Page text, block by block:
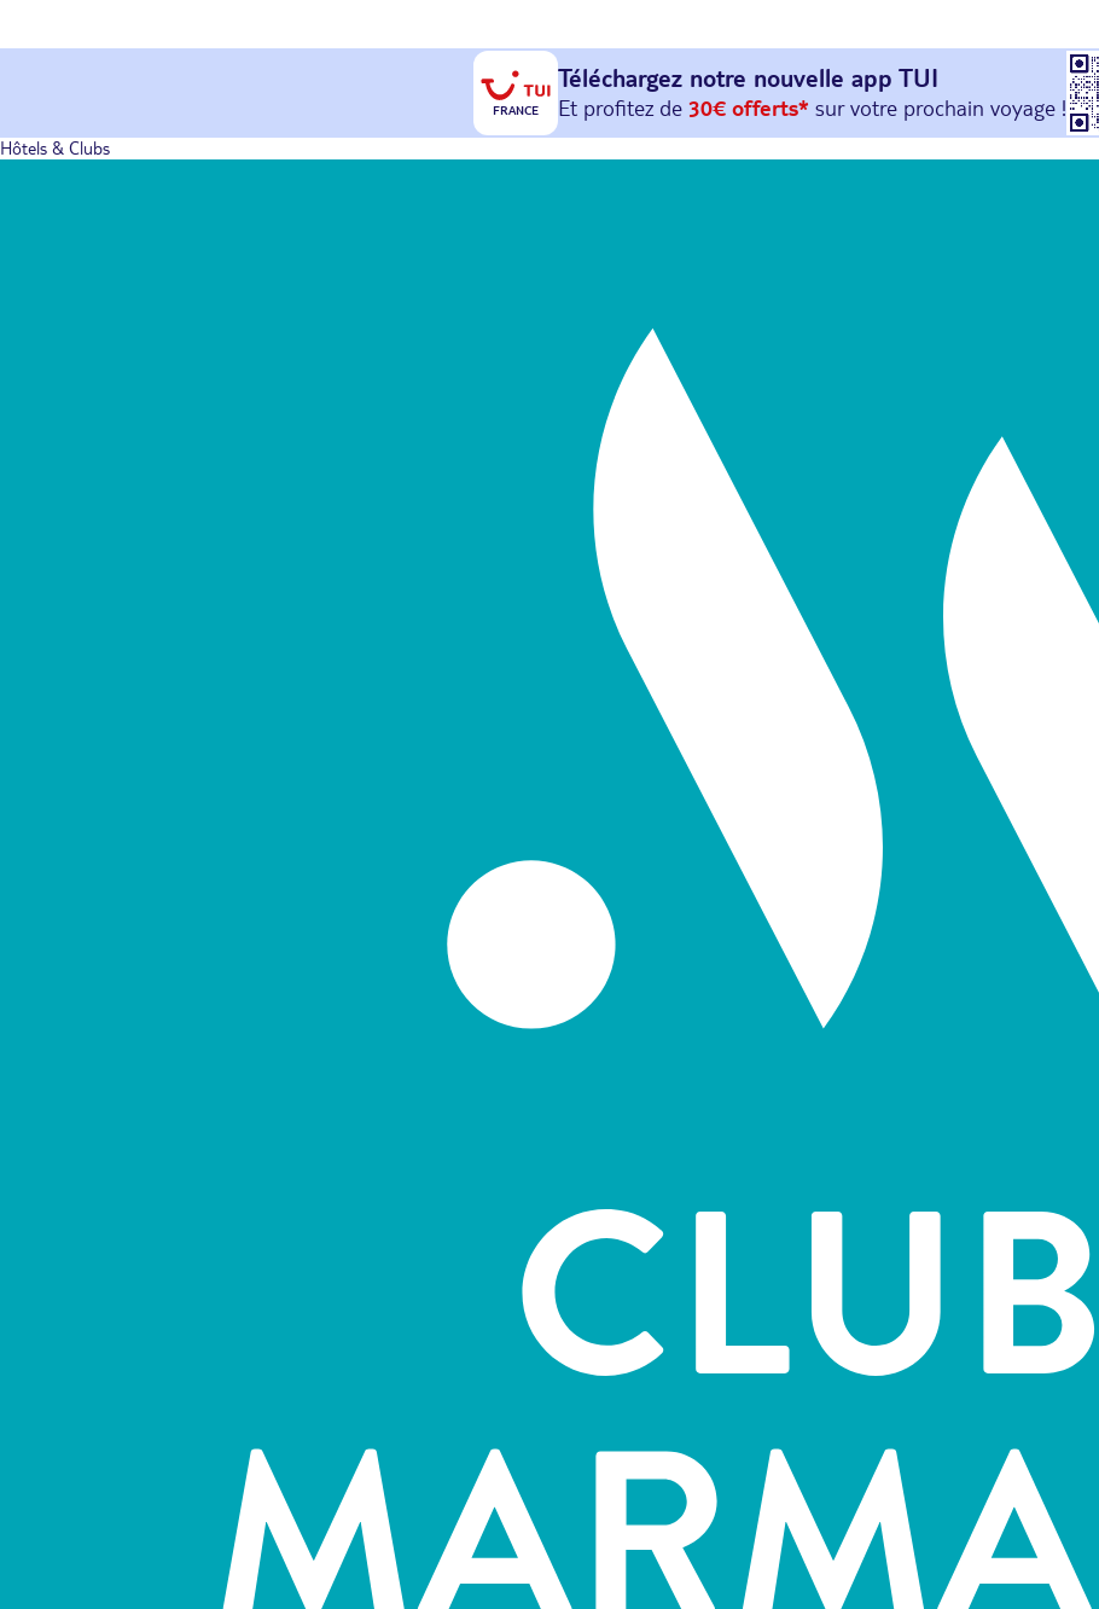
FRANCE
Téléchargez notre nouvelle app TUI
Et profitez de 30€ offerts*sur votreprochain
avec le code : HAPPYAPP
Hôtels & Clubs